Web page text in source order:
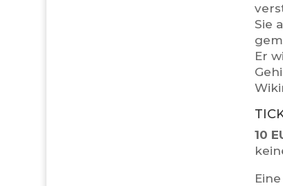
Sie
Er
10